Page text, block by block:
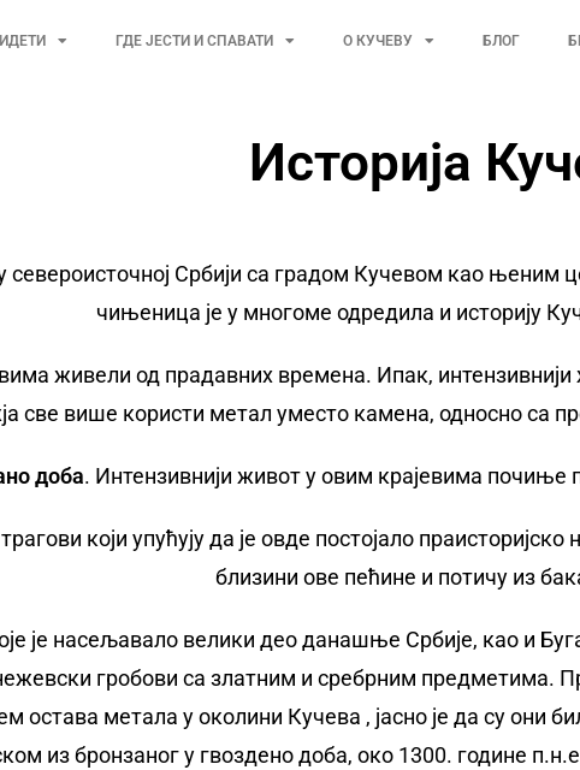
ГДЕ ЈЕСТИ И СПАВАТИ О КУЧЕВУ БЛОГ
Историја
Србији са градом Кучевом као њеним
чињеница је у многоме одредила и историју
живели од прадавних времена. Ипак,
све више користи метал уместо камена, односно са
доба. Интензивнији живот у овим крајевима почиње
који упућују да је овде постојало
близини ове пећине и потичу из
је насељавало велики део данашње Србије, као и
гробови са златним и сребрним предметима.
остава метала у околини Кучева , јасно је да су они
из бронзаног у гвоздено доба, око 1300. године